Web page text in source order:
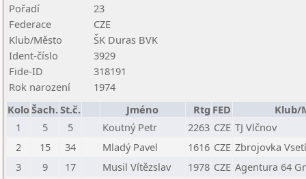
Pořadí
23
Federace
CZE
Klub/Město
ŠK Duras BVK
Ident-číslo
3929
Fide-ID
318191
Rok narození
1974
KoloŠach.St.č. Jméno Rtg FED
Klub/
1
5 5 Koutný Petr 2263 CZE TJ Vlčnov
2
15 34 Mladý Pavel 1616 CZE Zbrojovka
3
9 17 Musil Vítězslav 1978 CZE Agentura 64